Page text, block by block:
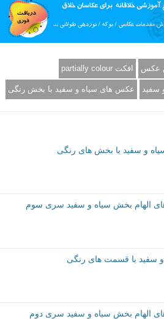
عکس افکت partially colour
سفید عکس های سیاه و سفید با بخش رنگی
و سفید با بخش های رنگی
الهام بخش سیاه و سفید سری سوم
سفید با قسمت های رنگی
الهام بخش سیاه و سفید سری دوم